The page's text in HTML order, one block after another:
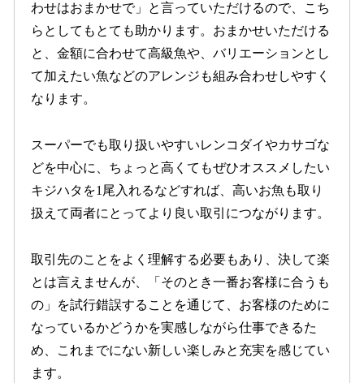
わせはおまかせで」と⾔っていただけるので、こち
らとしてもとても助かります。おまかせいただける
と、⾦額に合わせて⾼級⿂や、バリエーションとし
て加えたい⿂などのアレンジも組み合わせしやすく
なります。
スーパーでも取り扱いやすいレンコダイやカサゴな
どを中⼼に、ちょっと⾼くてもぜひオススメしたい
キジハタを1尾⼊れるなどすれば、⾼いお⿂も取り
扱えて両者にとってより良い取引につながります。
取引先のことをよく理解する必要もあり、決して楽
とは⾔えませんが、「そのとき⼀番お客様に合うも
の」を試⾏錯誤することを通じて、お客様のために
なっているかどうかを実感しながら仕事できるた
め、これまでにない新しい楽しみと充実を感じてい
ます。